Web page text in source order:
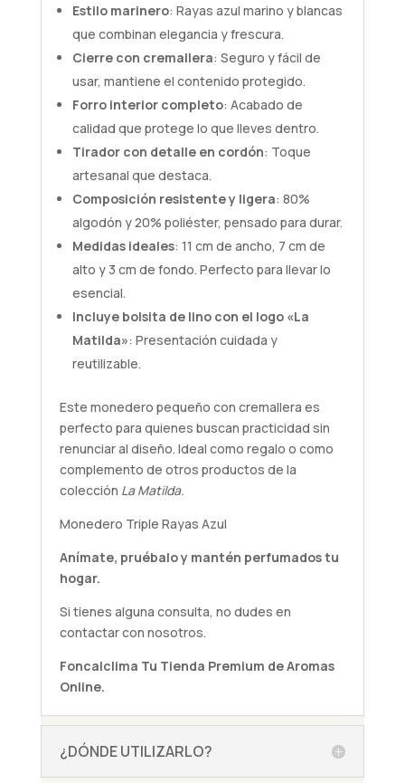
Estilo marinero: Rayas azul marino y blancas
que combinan elegancia y frescura.
Cierre con cremallera: Seguro y fácil de
usar, mantiene el contenido protegido.
Forro interior completo: Acabado de
calidad que protege lo que lleves dentro.
Tirador con detalle en cordón: Toque
artesanal que destaca.
Composición resistente y ligera: 80%
algodón y 20% poliéster, pensado para durar.
Medidas ideales: 11 cm de ancho, 7 cm de
alto y 3 cm de fondo. Perfecto para llevar lo
esencial.
Incluye bolsita de lino con el logo «La
Matilda»: Presentación cuidada y
reutilizable.
Este monedero pequeño con cremallera es
perfecto para quienes buscan practicidad sin
renunciar al diseño. Ideal como regalo o como
complemento de otros productos de la
colección La Matilda.
Monedero Triple Rayas Azul
Anímate, pruébaloy mantén perfumados tu
hogar.
Si tienes alguna consulta, no dudes en
contactar con nosotros.
Foncalclima Tu Tienda Premium de Aromas
Online.
¿DÓNDE UTILIZARLO?